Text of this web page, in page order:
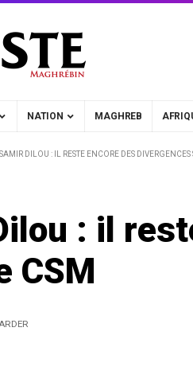
NATION MAGHREB
DILOU : IL RESTE ENCORE DES DIVERGENCES
: il
CSM